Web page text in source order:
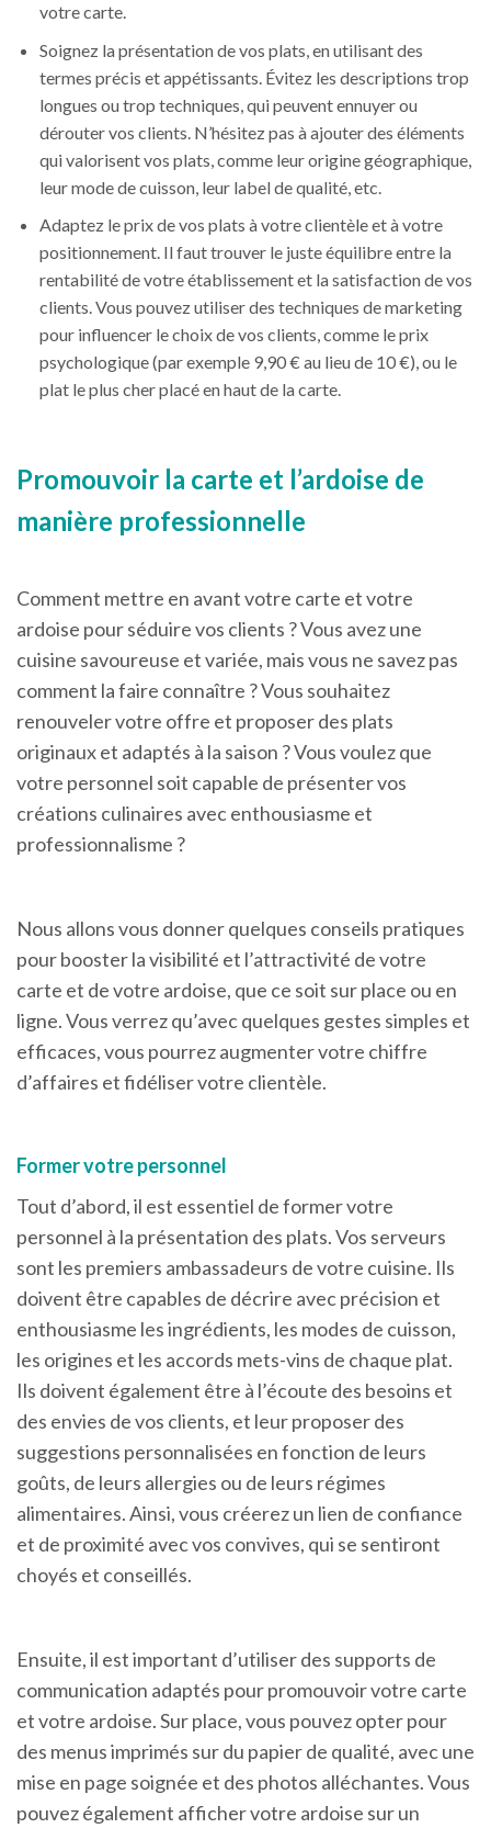
votre carte.
Soignez la présentation de vos plats, en utilisant des
termes précis et appétissants. Évitez les descriptions trop
longues ou trop techniques, qui peuvent ennuyer ou
dérouter vos clients. N’hésitez pas à ajouter des éléments
qui valorisent vos plats, comme leur origine géographique,
leur mode de cuisson, leur label de qualité, etc.
Adaptez le prix de vos plats à votre clientèle et à votre
positionnement. Il faut trouver le juste équilibre entre la
rentabilité de votre établissement et la satisfaction de vos
clients. Vous pouvez utiliser des techniques de marketing
pour influencer le choix de vos clients, comme le prix
psychologique (par exemple 9,90 € au lieu de 10 €), ou le
plat le plus cher placé en haut de la carte.
Promouvoir la carte et l’ardoise de
manière professionnelle
Comment mettre en avant votre carte et votre
ardoise pour séduire vos clients ? Vous avez une
cuisine savoureuse et variée, mais vous ne savez pas
comment la faire connaître ? Vous souhaitez
renouveler votre offre et proposer des plats
originaux et adaptés à la saison ? Vous voulez que
votre personnel soit capable de présenter vos
créations culinaires avec enthousiasme et
professionnalisme ?
Nous allons vous donner quelques conseils pratiques
pour booster la visibilité et l’attractivité de votre
carte et de votre ardoise, que ce soit sur place ou en
ligne. Vous verrez qu’avec quelques gestes simples et
efficaces, vous pourrez augmenter votre chiffre
d’affaires et fidéliser votre clientèle.
Former votre personnel
Tout d’abord, il est essentiel de former votre
personnel à la présentation des plats. Vos serveurs
sont les premiers ambassadeurs de votre cuisine. Ils
doivent être capables de décrire avec précision et
enthousiasme les ingrédients, les modes de cuisson,
les origines et les accords mets-vins de chaque plat.
Ils doivent également être à l’écoute des besoins et
des envies de vos clients, et leur proposer des
suggestions personnalisées en fonction de leurs
goûts, de leurs allergies ou de leurs régimes
alimentaires. Ainsi, vous créerez un lien de confiance
et de proximité avec vos convives, qui se sentiront
choyés et conseillés.
Ensuite, il est important d’utiliser des supports de
communication adaptés pour promouvoir votre carte
et votre ardoise. Sur place, vous pouvez opter pour
des menus imprimés sur du papier de qualité, avec une
mise en page soignée et des photos alléchantes. Vous
pouvez également afficher votre ardoise sur un